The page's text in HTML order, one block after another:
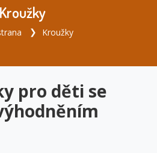
Kroužky
Kroužky
pro děti se